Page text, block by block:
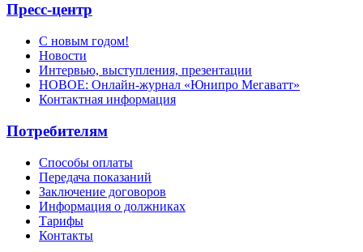
Пресс-центр
С новым годом!
Новости
Интервью, выступления, презентации
НОВОЕ: Онлайн-журнал «Юнипро Мегаватт»
Контактная информация
Потребителям
Способы оплаты
Передача показаний
Заключение договоров
Информация о должниках
Тарифы
Контакты